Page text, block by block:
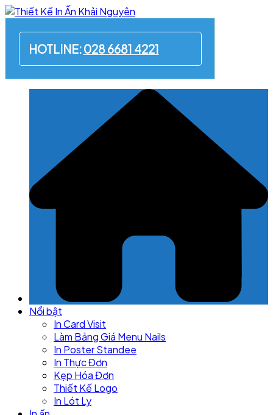
Skip
content
HOTLINE:028 6681 4221
Nổi bật
In Card Visit
Làm Bảng Giá Menu Nails
In Poster Standee
In Thực Đơn
Kẹp Hóa Đơn
Thiết Kế Logo
In Lót Ly